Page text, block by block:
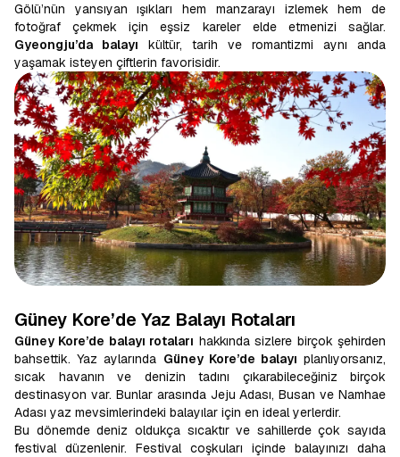
Gölü’nün yansıyan ışıkları hem manzarayı izlemek hem de
fotoğraf çekmek için eşsiz kareler elde etmenizi sağlar.
Gyeongju’da balayı kültür, tarih ve romantizmi aynı anda
yaşamak isteyen çiftlerin favorisidir.
Güney Kore’de Yaz Balayı Rotaları
Güney Kore’de balayı rotaları hakkında sizlere birçok şehirden
bahsettik. Yaz aylarında Güney Kore’de balayı planlıyorsanız,
sıcak havanın ve denizin tadını çıkarabileceğiniz birçok
destinasyon var. Bunlar arasında Jeju Adası, Busan ve Namhae
Adası yaz mevsimlerindeki balayılar için en ideal yerlerdir.
Bu dönemde deniz oldukça sıcaktır ve sahillerde çok sayıda
festival düzenlenir. Festival coşkuları içinde balayınızı daha